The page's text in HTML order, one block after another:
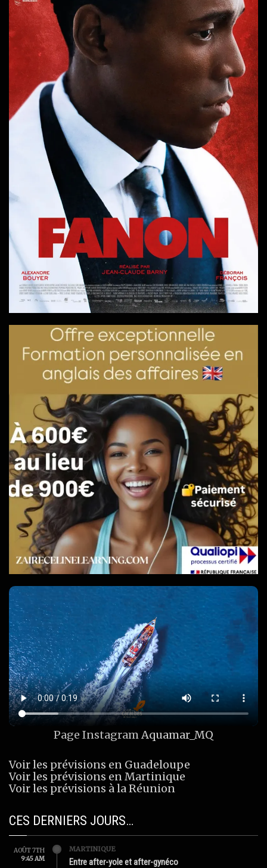
Page Instagram Aquamar_MQ
Voir les prévisions en Guadeloupe
Voir les prévisions en Martinique
Voir les prévisions à la Réunion
CES DERNIERS JOURS…
AOÛT 7TH
9:45 AM
MARTINIQUE
Entre after-yole et after-gynéco